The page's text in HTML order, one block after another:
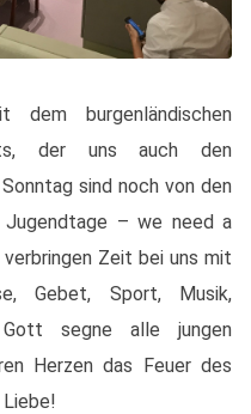
dem burgenländischen
der uns auch den
sind noch von den
Jugendtage – we need a
Zeit bei uns mit
Gebet, Sport, Musik,
segne alle jungen
Herzen das Feuer des